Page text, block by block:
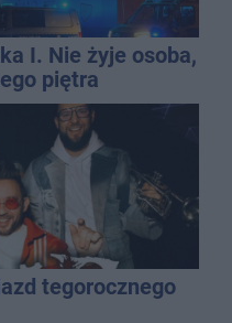
I. Nie żyje osoba,
piętra
tegorocznego